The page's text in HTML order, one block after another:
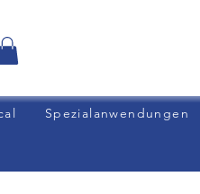
Spezialanwendungen